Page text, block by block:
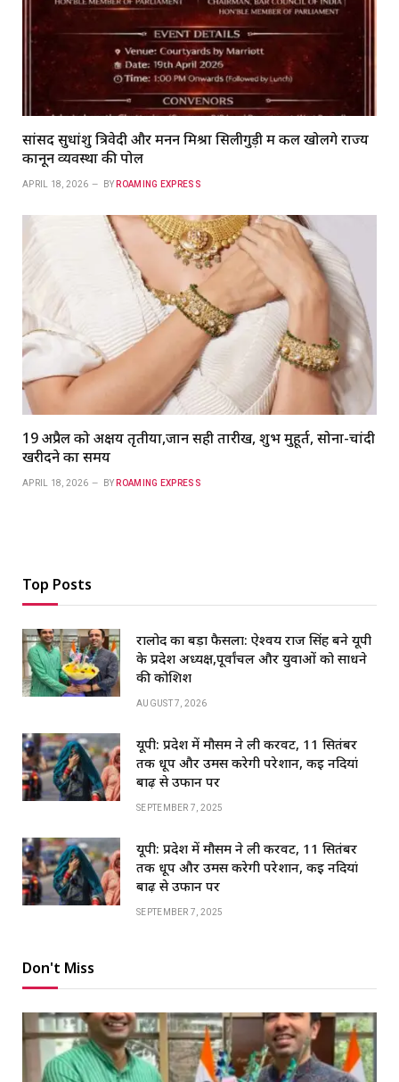
सांसद सुधांशु त्रिवेदी और मनन मिश्रा सिलीगुड़ी में कल खोलेंगे राज्य
कानून व्यवस्था की पोल
APRIL 18, 2026 BY ROAMING EXPRESS
19 अप्रैल को अक्षय तृतीया,जानें सही तारीख, शुभ मुहूर्त, सोना-चांदी
खरीदने का समय
APRIL 18, 2026 BY ROAMING EXPRESS
Top Posts
रालोद का बड़ा फैसला: ऐश्वर्य राज सिंह बने यूपी
के प्रदेश अध्यक्ष,पूर्वांचल और युवाओं को साधने
की कोशिश
AUGUST 7, 2026
यूपी: प्रदेश में मौसम ने ली करवट, 11 सितंबर
तक धूप और उमस करेगी परेशान, कई नदियां
बाढ़ से उफान पर
SEPTEMBER 7, 2025
यूपी: प्रदेश में मौसम ने ली करवट, 11 सितंबर
तक धूप और उमस करेगी परेशान, कई नदियां
बाढ़ से उफान पर
SEPTEMBER 7, 2025
Don't Miss